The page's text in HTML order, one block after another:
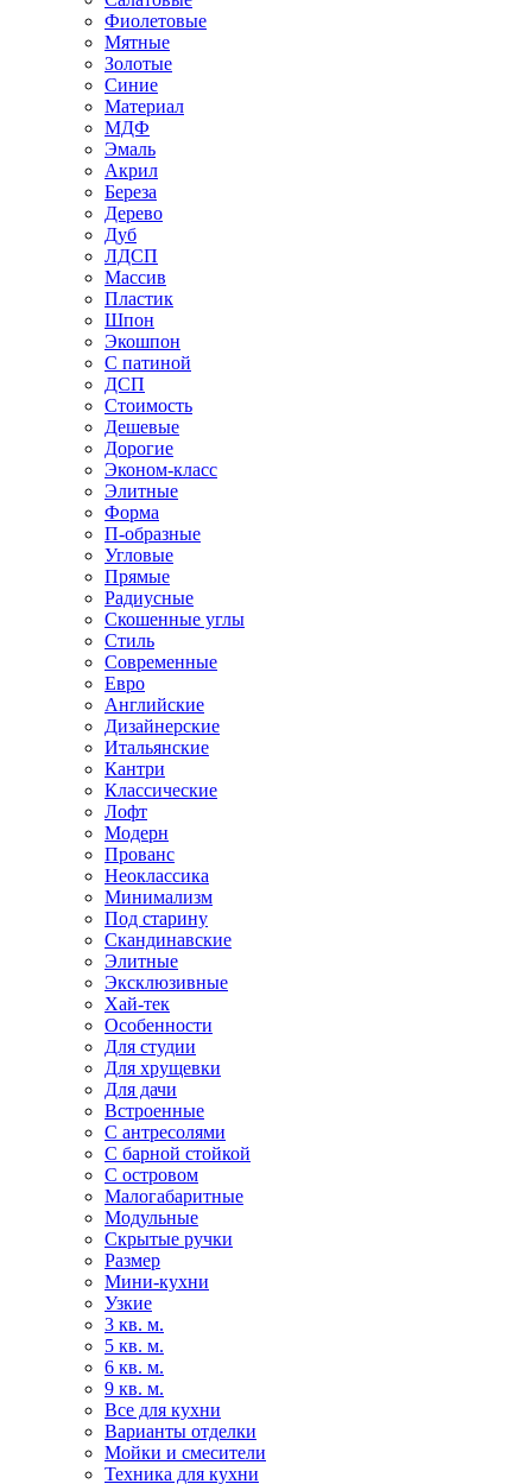
Фиолетовые
Мятные
Золотые
Синие
Материал
МДФ
Эмаль
Акрил
Береза
Дерево
Дуб
ЛДСП
Массив
Пластик
Шпон
Экошпон
С патиной
ДСП
Стоимость
Дешевые
Дорогие
Эконом-класс
Элитные
Форма
П-образные
Угловые
Прямые
Радиусные
Скошенные углы
Стиль
Современные
Евро
Английские
Дизайнерские
Итальянские
Кантри
Классические
Лофт
Модерн
Прованс
Неоклассика
Минимализм
Под старину
Скандинавские
Элитные
Эксклюзивные
Хай-тек
Особенности
Для студии
Для хрущевки
Для дачи
Встроенные
С антресолями
С барной стойкой
С островом
Малогабаритные
Модульные
Скрытые ручки
Размер
Мини-кухни
Узкие
3 кв. м.
5 кв. м.
6 кв. м.
9 кв. м.
Все для кухни
Варианты отделки
Мойки и смесители
Техника для кухни